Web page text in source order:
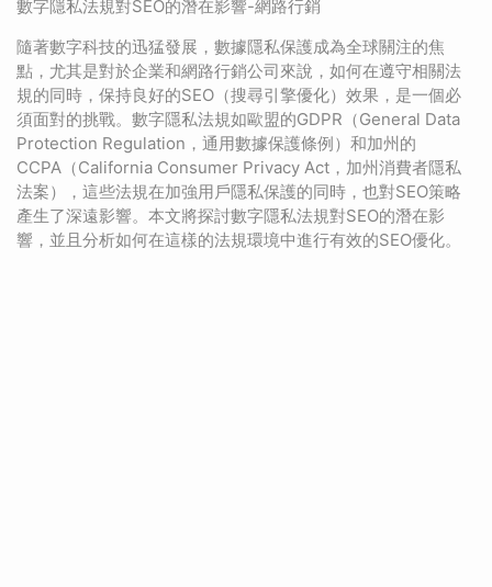
數字隱私法規對SEO的潛在影響-網路行銷
隨著數字科技的迅猛發展，數據隱私保護成為全球關注的焦
點，尤其是對於企業和網路行銷公司來說，如何在遵守相關法
規的同時，保持良好的SEO（搜尋引擎優化）效果，是一個必
須面對的挑戰。數字隱私法規如歐盟的GDPR（General Data
Protection Regulation，通用數據保護條例）和加州的
CCPA（California Consumer Privacy Act，加州消費者隱私
法案），這些法規在加強用戶隱私保護的同時，也對SEO策略
產生了深遠影響。本文將探討數字隱私法規對SEO的潛在影
響，並且分析如何在這樣的法規環境中進行有效的SEO優化。